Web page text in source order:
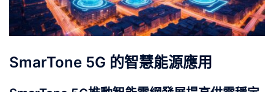
SmarTone 5G 的智慧能源應用